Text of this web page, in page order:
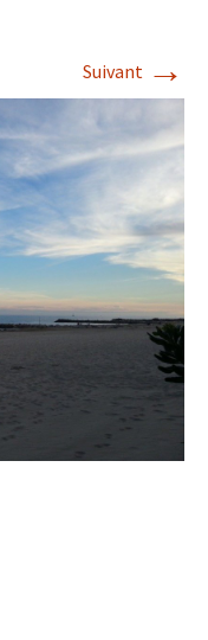
Suivant →